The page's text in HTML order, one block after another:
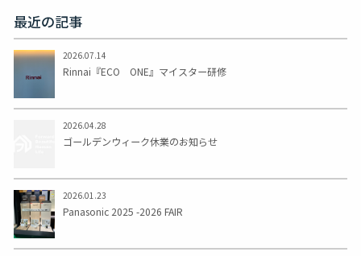
最近の記事
2026.07.14
Rinnai『ECO ONE』マイスター研修
2026.04.28
ゴールデンウィーク休業のお知らせ
2026.01.23
Panasonic 2025 -2026 FAIR